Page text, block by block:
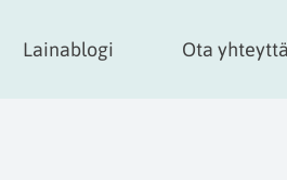
Lainablogi Ota yhteyttä